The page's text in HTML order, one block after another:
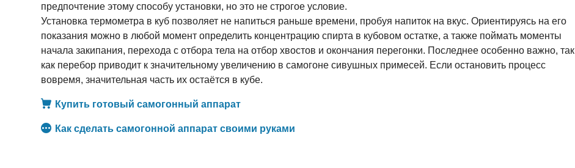
предпочтение этому способу установки, но это не строгое условие.
Установка термометра в куб позволяет не напиться раньше времени, пробуя напиток на вкус. Ориентируясь на его
показания можно в любой момент определить концентрацию спирта в кубовом остатке, а также поймать моменты
начала закипания, перехода с отбора тела на отбор хвостов и окончания перегонки. Последнее особенно важно, так
как перебор приводит к значительному увеличению в самогоне сивушных примесей. Если остановить процесс
вовремя, значительная часть их остаётся в кубе.
Купить готовый самогонный аппарат
Как сделать самогонной аппарат своими руками